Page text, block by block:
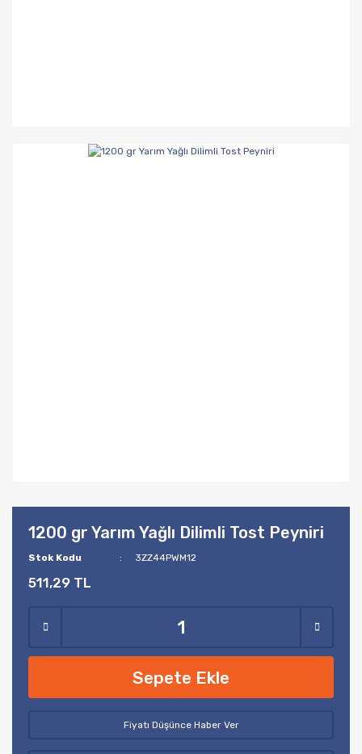
1200 gr Yarım Yağlı Dilimli Tost Peyniri
Stok Kodu 3ZZ44PWM12
511,29 TL
Sepete Ekle
Fiyatı Düşünce Haber Ver